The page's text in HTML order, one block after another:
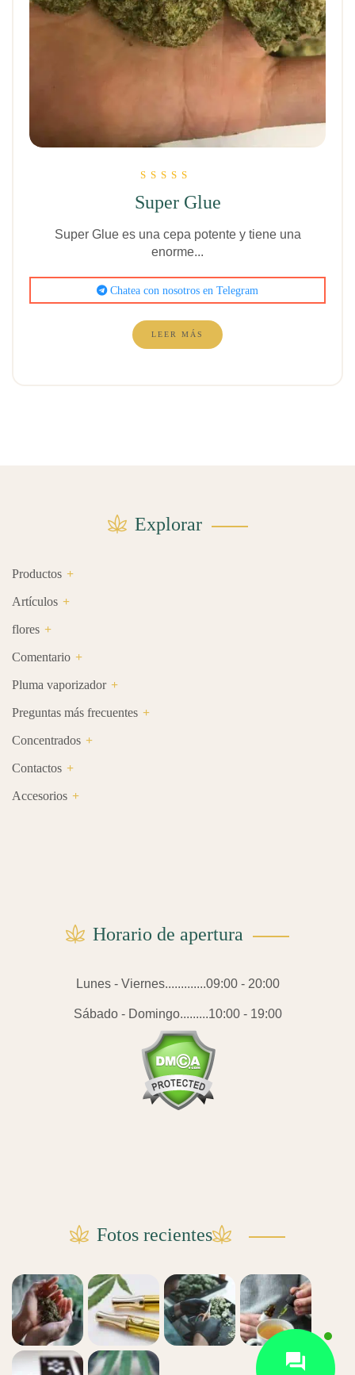
5.00
de 5
Super Glue
Super Glue es una cepa potente y tiene una
enorme...
Chatea con nosotros en Telegram
LEER MÁS
Explorar
Productos
Artículos
flores
Comentario
Pluma vaporizador
Preguntas más frecuentes
Concentrados
Contactos
Accesorios
Horario de apertura
Lunes - Viernes.............09:00 - 20:00
Sábado - Domingo.........10:00 - 19:00
Fotos recientes